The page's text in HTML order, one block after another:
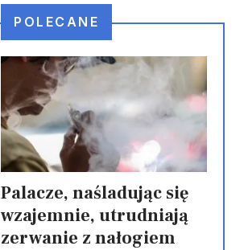
POLECANE
Palacze, naśladując się
wzajemnie, utrudniają
zerwanie z nałogiem